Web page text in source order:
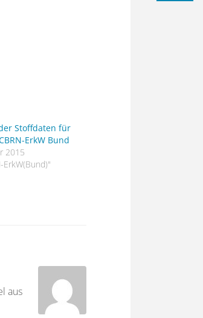
Stoffdaten für
ErkW Bund
2015
ErkW(Bund)"
aus